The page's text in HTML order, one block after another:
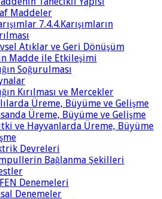
Maddeler
7.4.4.Karışımların
Atıklar ve Geri Dönüşüm
Madde ile Etkileşimi
Soğurulması
Kırılması ve Mercekler
Üreme, Büyüme ve Gelişme
Üreme, Büyüme ve Gelişme
ve Hayvanlarda Üreme, Büyüme
Devreleri
Bağlanma Şekilleri
Denemeleri
Denemeler